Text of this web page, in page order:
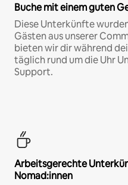
Buche mit einem guten
Diese Unterkünfte
Gästen aus unserer
bieten wir dir während
täglich rund um die Uhr
Support.
Arbeitsgerechte
Nomad:innen